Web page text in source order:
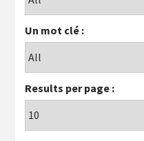
Un mot clé :
Results per page :